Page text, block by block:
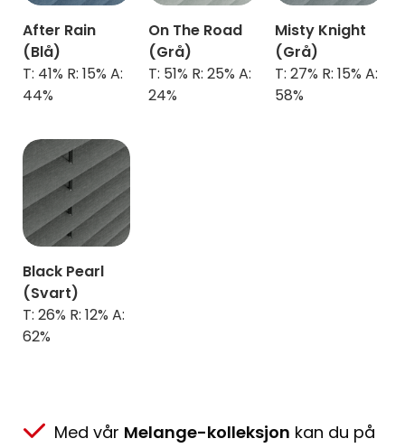
After Rain
(Blå)
T: 41% R: 15% A:
44%
On The Road
(Grå)
T: 51% R: 25% A:
24%
Misty Knight
(Grå)
T: 27% R: 15% A:
58%
Black Pearl
(Svart)
T: 26% R: 12% A:
62%
Med vår Melange-kolleksjon kan du på